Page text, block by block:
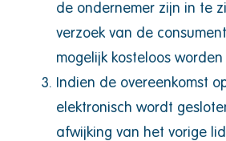
de ondernemer zijn in te
verzoek van de
mogelijk kosteloos
Indien de overeenkomst
elektronisch wordt
afwijking van het vorige